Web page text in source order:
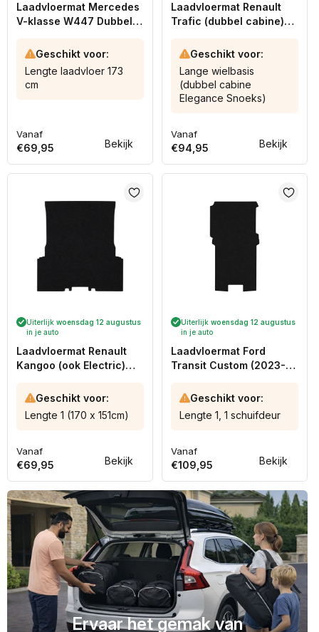
Bekijk
Laadvloermat Mercedes
V-klasse W447 Dubbel
Geschikt voor:
Lengte laadvloer 173
cm
Normale
prijs
Vanaf
€69,95 Bekijk
Laadvloermat Renault
Trafic (dubbel cabine)
Geschikt voor:
Lange wielbasis
(dubbel cabine
Elegance Snoeks)
Normale
prijs
Vanaf
€94,95
Bekijk
Uiterlijk woensdag 12 augustus
in je auto
Laadvloermat Renault
Kangoo (ook Electric)
Geschikt voor:
Lengte 1 (170 x 151cm)
Normale
prijs
Vanaf
€69,95 Bekijk
Uiterlijk woensdag 12 augustus
in je auto
Laadvloermat Ford
Transit Custom (2023-
Geschikt voor:
Lengte 1, 1 schuifdeur
Normale
prijs
Vanaf
€109,95
Ervaar het gemak van